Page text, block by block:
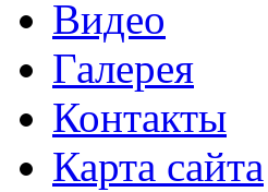
Видео
Галерея
Контакты
Карта сайта